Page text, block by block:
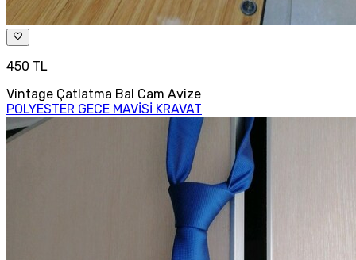
450 TL
Vintage Çatlatma Bal Cam Avize
POLYESTER GECE MAVİSİ KRAVAT